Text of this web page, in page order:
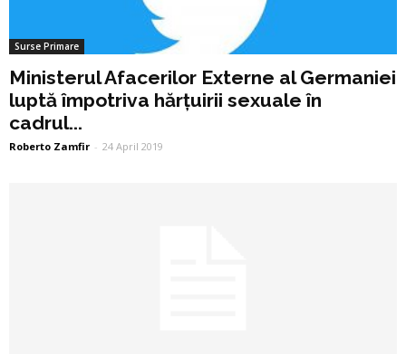
Surse Primare
Ministerul Afacerilor Externe al Germaniei
luptă împotriva hărțuirii sexuale în
cadrul...
Roberto Zamfir - 24 April 2019